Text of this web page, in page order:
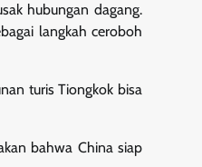
hubungan dagang.
langkah ceroboh
turis Tiongkok bisa
bahwa China siap